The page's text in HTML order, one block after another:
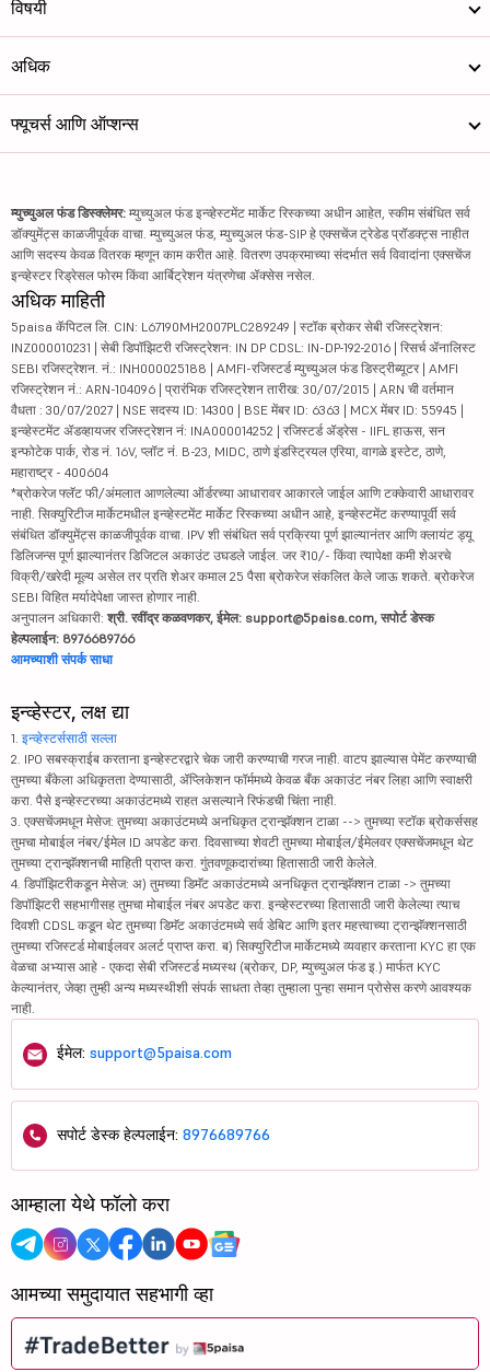
विषयी
अधिक
फ्यूचर्स आणि ऑप्शन्स
म्युच्युअल फंड डिस्क्लेमर: म्युच्युअल फंड इन्व्हेस्टमेंट मार्केट रिस्कच्या अधीन आहेत, स्कीम संबंधित सर्व
डॉक्युमेंट्स काळजीपूर्वक वाचा. म्युच्युअल फंड, म्युच्युअल फंड-SIP हे एक्सचेंज ट्रेडेड प्रॉडक्ट्स नाहीत
आणि सदस्य केवळ वितरक म्हणून काम करीत आहे. वितरण उपक्रमाच्या संदर्भात सर्व विवादांना एक्सचेंज
इन्व्हेस्टर रिड्रेसल फोरम किंवा आर्बिट्रेशन यंत्रणेचा ॲक्सेस नसेल.
अधिक माहिती
5paisa कॅपिटल लि. CIN: L67190MH2007PLC289249 | स्टॉक ब्रोकर सेबी रजिस्ट्रेशन:
INZ000010231 | सेबी डिपॉझिटरी रजिस्ट्रेशन: IN DP CDSL: IN-DP-192-2016 | रिसर्च ॲनालिस्ट
SEBI रजिस्ट्रेशन. नं.: INH000025188 | AMFI-रजिस्टर्ड म्युच्युअल फंड डिस्ट्रीब्यूटर | AMFI
रजिस्ट्रेशन नं.: ARN-104096 | प्रारंभिक रजिस्ट्रेशन तारीख: 30/07/2015 | ARN ची वर्तमान
वैधता : 30/07/2027 | NSE सदस्य ID: 14300 | BSE मेंबर ID: 6363 | MCX मेंबर ID: 55945 |
इन्व्हेस्टमेंट ॲडव्हायजर रजिस्ट्रेशन नं: INA000014252 | रजिस्टर्ड ॲड्रेस - IIFL हाऊस, सन
इन्फोटेक पार्क, रोड नं. 16V, प्लॉट नं. B-23, MIDC, ठाणे इंडस्ट्रियल एरिया, वागळे इस्टेट, ठाणे,
महाराष्ट्र - 400604
*ब्रोकरेज फ्लॅट फी/अंमलात आणलेल्या ऑर्डरच्या आधारावर आकारले जाईल आणि टक्केवारी आधारावर
नाही. सिक्युरिटीज मार्केटमधील इन्व्हेस्टमेंट मार्केट रिस्कच्या अधीन आहे, इन्व्हेस्टमेंट करण्यापूर्वी सर्व
संबंधित डॉक्युमेंट्स काळजीपूर्वक वाचा. IPV शी संबंधित सर्व प्रक्रिया पूर्ण झाल्यानंतर आणि क्लायंट ड्यू
डिलिजन्स पूर्ण झाल्यानंतर डिजिटल अकाउंट उघडले जाईल. जर ₹10/- किंवा त्यापेक्षा कमी शेअरचे
विक्री/खरेदी मूल्य असेल तर प्रति शेअर कमाल 25 पैसा ब्रोकरेज संकलित केले जाऊ शकते. ब्रोकरेज
SEBI विहित मर्यादेपेक्षा जास्त होणार नाही.
अनुपालन अधिकारी: श्री. रवींद्र कळवणकर, ईमेल: support@5paisa.com, सपोर्ट डेस्क
हेल्पलाईन: 8976689766
आमच्याशी संपर्क साधा
इन्व्हेस्टर, लक्ष द्या
1. इन्व्हेस्टर्ससाठी सल्ला
2. IPO सबस्क्राईब करताना इन्व्हेस्टरद्वारे चेक जारी करण्याची गरज नाही. वाटप झाल्यास पेमेंट करण्याची
तुमच्या बँकेला अधिकृतता देण्यासाठी, ॲप्लिकेशन फॉर्ममध्ये केवळ बँक अकाउंट नंबर लिहा आणि स्वाक्षरी
करा. पैसे इन्व्हेस्टरच्या अकाउंटमध्ये राहत असल्याने रिफंडची चिंता नाही.
3. एक्सचेंजमधून मेसेज: तुमच्या अकाउंटमध्ये अनधिकृत ट्रान्झॅक्शन टाळा --> तुमच्या स्टॉक ब्रोकर्ससह
तुमचा मोबाईल नंबर/ईमेल ID अपडेट करा. दिवसाच्या शेवटी तुमच्या मोबाईल/ईमेलवर एक्सचेंजमधून थेट
तुमच्या ट्रान्झॅक्शनची माहिती प्राप्त करा. गुंतवणूकदारांच्या हितासाठी जारी केलेले.
4. डिपॉझिटरीकडून मेसेज: अ) तुमच्या डिमॅट अकाउंटमध्ये अनधिकृत ट्रान्झॅक्शन टाळा -> तुमच्या
डिपॉझिटरी सहभागीसह तुमचा मोबाईल नंबर अपडेट करा. इन्व्हेस्टरच्या हितासाठी जारी केलेल्या त्याच
दिवशी CDSL कडून थेट तुमच्या डिमॅट अकाउंटमध्ये सर्व डेबिट आणि इतर महत्त्वाच्या ट्रान्झॅक्शनसाठी
तुमच्या रजिस्टर्ड मोबाईलवर अलर्ट प्राप्त करा. ब) सिक्युरिटीज मार्केटमध्ये व्यवहार करताना KYC हा एक
वेळचा अभ्यास आहे - एकदा सेबी रजिस्टर्ड मध्यस्थ (ब्रोकर, DP, म्युच्युअल फंड इ.) मार्फत KYC
केल्यानंतर, जेव्हा तुम्ही अन्य मध्यस्थीशी संपर्क साधता तेव्हा तुम्हाला पुन्हा समान प्रोसेस करणे आवश्यक
नाही.
ईमेल: support@5paisa.com
सपोर्ट डेस्क हेल्पलाईन: 8976689766
आम्हाला येथे फॉलो करा
आमच्या समुदायात सहभागी व्हा